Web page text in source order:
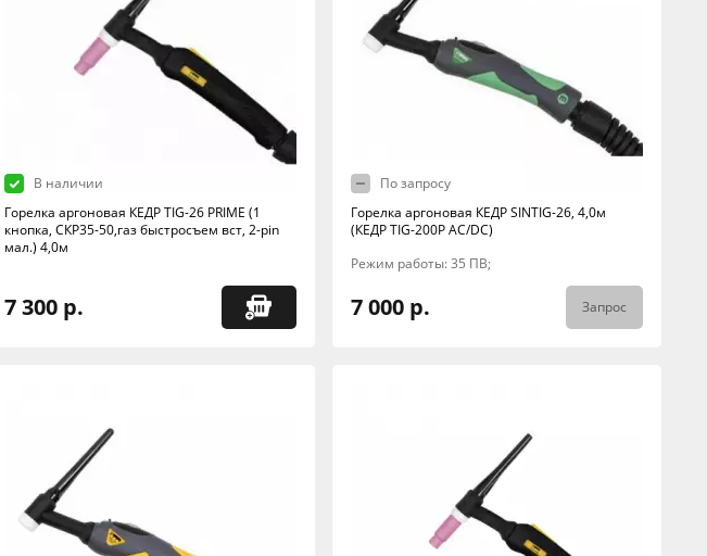
В наличии
Горелка аргоновая КЕДР TIG-26 PRIME (1
кнопка, СКР35-50,газ быстросъем вст, 2-pin
мал.) 4,0м
7 300 р.
По запросу
Горелка аргоновая КЕДР SINTIG-26, 4,0м
(КЕДР TIG-200P AC/DC)
Режим работы: 35 ПВ;
7 000 р. Запрос